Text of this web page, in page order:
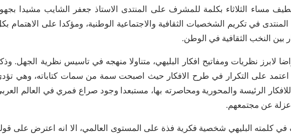
مساء الثلاثاء بكلمة للمشرف على المنتدى الاستاذ جعفر الشايب مشيدا
في تكريم الشخصيات الثقافية والاجتماعية الوطنية، ومؤكدا على الاهتمام
بين النخب الثقافية في الوطن.
لابرز نظريات ومفاتيح افكار البليهي، متناولا منهجه في تاسيس نظرية الجهل.
اعتمد على التكرار في طرح الافكار حيث اصبحت سمة من سمات كتاباته، وهي
الرئيسة والمحورية ومحاصرته بها، مستبعدا وجود صراع فمري في العالم
عن مجتمعهم.
في كلمته البليهي شخصية فكرية فذة على المستوى العالمي، الا انه اعترض على